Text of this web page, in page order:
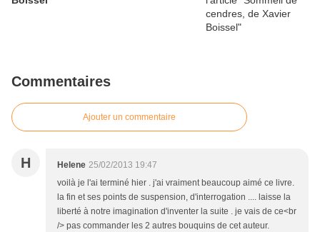
Commentaires
Ajouter un commentaire
H Helene 25/02/2013 19:47
voilà je l'ai terminé hier . j'ai vraiment beaucoup aimé ce livre.
la fin et ses points de suspension, d'interrogation .... laisse la
liberté à notre imagination d'inventer la suite . je vais de ce<br
/> pas commander les 2 autres bouquins de cet auteur.